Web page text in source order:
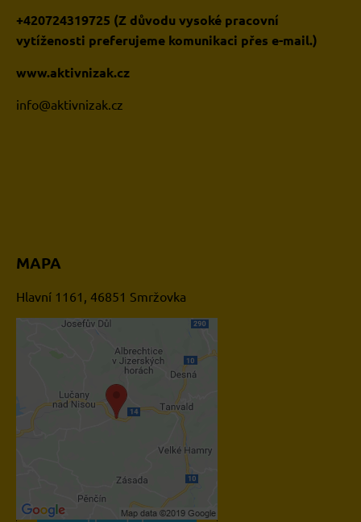
+420724319725 (Z důvodu vysoké pracovní
vytíženosti preferujeme komunikaci přes e-mail.)
www.aktivnizak.cz
info@aktivnizak.cz
MAPA
Hlavní 1161, 46851 Smržovka
Externí obsah je blokován
Volbami soukromí
Přejete si načíst externí
Povolit a zapamatovat -